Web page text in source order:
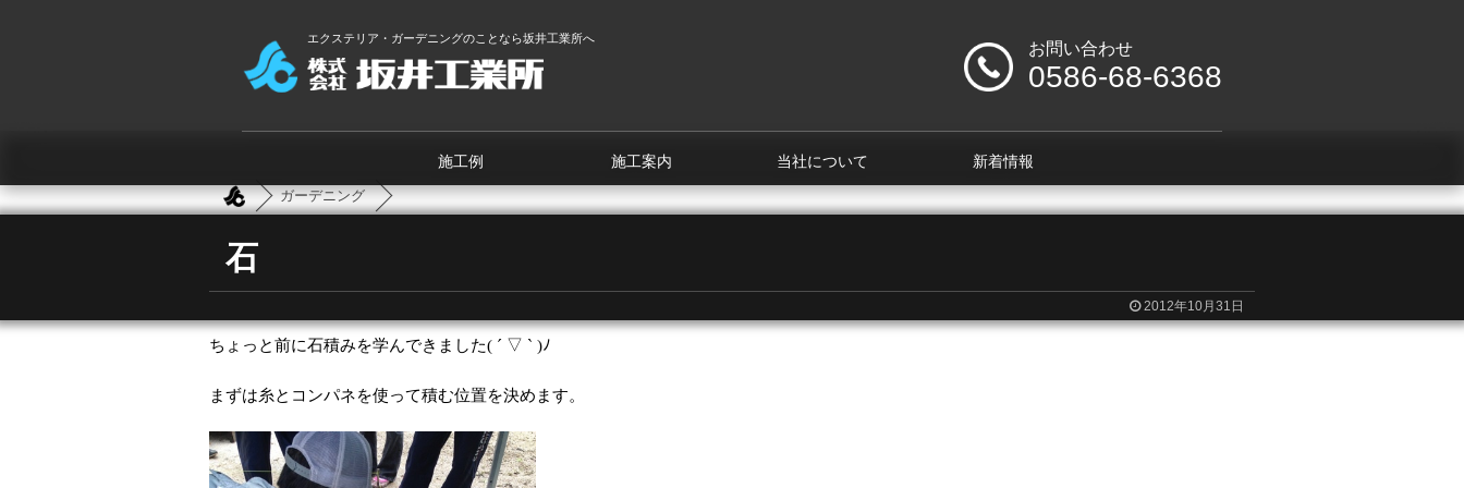
エクステリア・ガーデニングのことなら坂井工業所へ
お問い合わせ
0586-68-6368
施工例 施工案内 当社について 新着情報
ガーデニング
石
2012年10月31日
ちょっと前に石積みを学んできました( ´ ▽ ` )ﾉ
まずは糸とコンパネを使って積む位置を決めます。